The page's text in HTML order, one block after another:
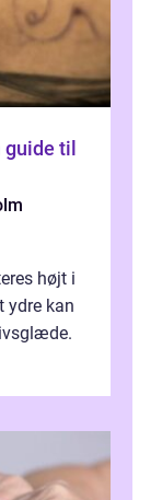
til
højt i
ydre kan